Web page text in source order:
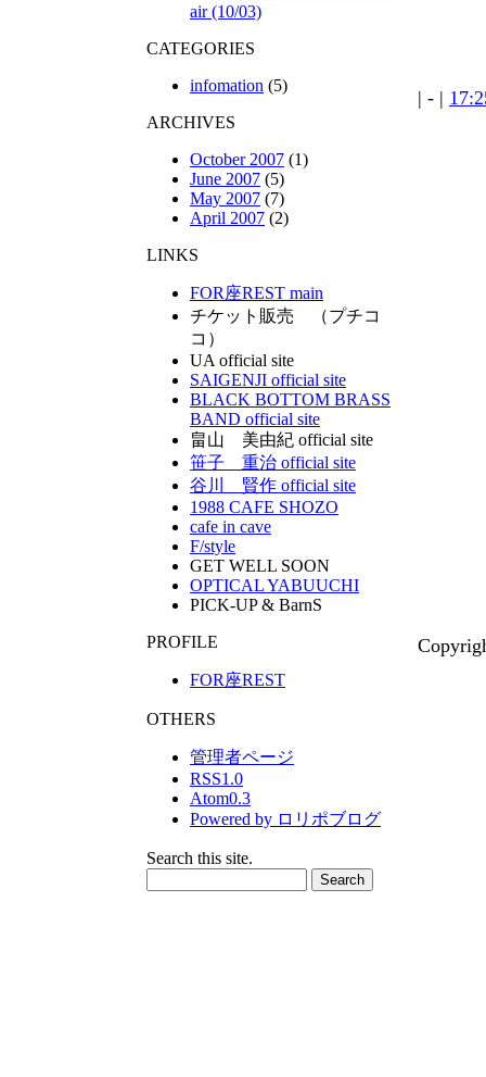
air (10/03)
CATEGORIES
infomation (5)
ARCHIVES
October 2007 (1)
June 2007 (5)
May 2007 (7)
April 2007 (2)
LINKS
FOR座REST main
チケット販売 （プチコ
コ）
UA official site
SAIGENJI official site
BLACK BOTTOM BRASS
BAND official site
畠山 美由紀 official site
笹子 重治 official site
谷川 賢作 official site
1988 CAFE SHOZO
cafe in cave
F/style
GET WELL SOON
OPTICAL YABUUCHI
PICK-UP & BarnS
PROFILE
FOR座REST
OTHERS
管理者ページ
RSS1.0
Atom0.3
Powered by ロリポブログ
Search this site.
| - |